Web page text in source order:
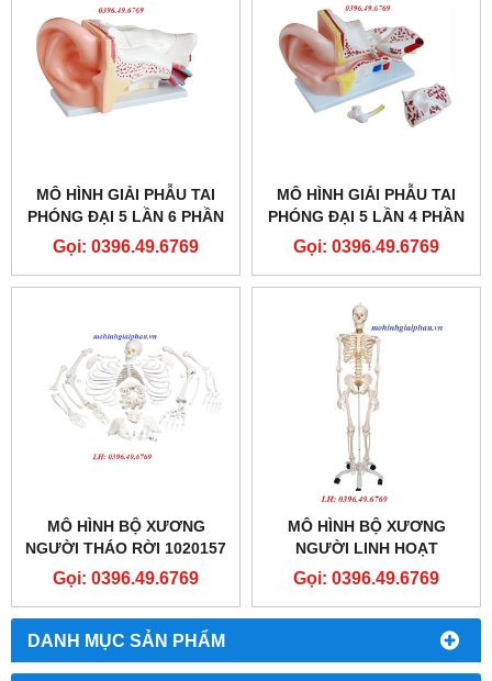
DANH MỤC SẢN PHẨM
MÔ HÌNH GIẢI PHẪU TAI
PHÓNG ĐẠI 5 LẦN 6 PHẦN
THÁO RỜI
Gọi: 0396.49.6769
MÔ HÌNH GIẢI PHẪU TAI
PHÓNG ĐẠI 5 LẦN 4 PHẦN
THÁO RỜI
Gọi: 0396.49.6769
MÔ HÌNH BỘ XƯƠNG
NGƯỜI THÁO RỜI 1020157
Gọi: 0396.49.6769
MÔ HÌNH BỘ XƯƠNG
NGƯỜI LINH HOẠT
1020178
Gọi: 0396.49.6769